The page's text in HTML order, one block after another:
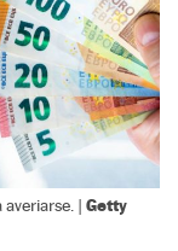
| Getty